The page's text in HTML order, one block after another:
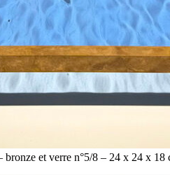
bronze et verre n°5/8 – 24 x 24 x 18